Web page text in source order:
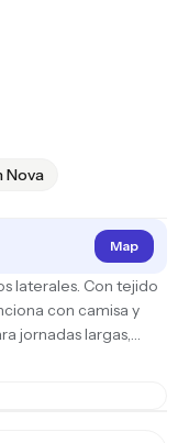
Nova
Map
laterales. Con tejido
con camisa y
jornadas largas,
sobre la marcha.